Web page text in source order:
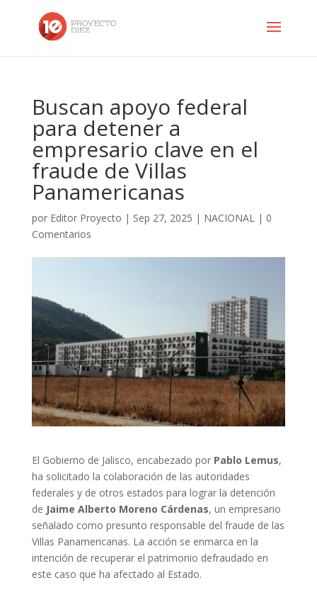
Buscan apoyo federal
para detener a
empresario clave en el
fraude de Villas
Panamericanas
por Editor Proyecto | Sep 27, 2025 | NACIONAL| 0
Comentarios
El Gobierno de Jalisco, encabezado por Pablo Lemus,
ha solicitado la colaboración de las autoridades
federales y de otros estados para lograr la detención
de Jaime Alberto Moreno Cárdenas, un empresario
señalado como presunto responsable del fraude de las
Villas Panamericanas. La acción se enmarca en la
intención de recuperar el patrimonio defraudado en
este caso que ha afectado al Estado.